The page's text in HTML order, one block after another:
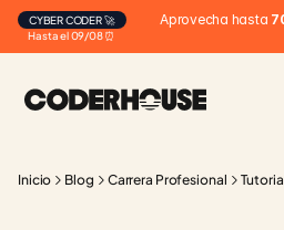
Hasta el 09/08 ⏰
CYBER CODER 🚀 Aprovecha hasta
Inicio Blog Carrera Profesional